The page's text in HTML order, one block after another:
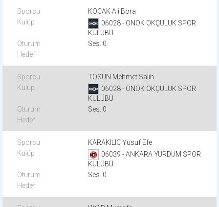
KOÇAK Ali Bora
06028 - ONOK OKÇULUK SPOR
KULÜBÜ
Ses. 0
TOSUN Mehmet Salih
06028 - ONOK OKÇULUK SPOR
KULÜBÜ
Ses. 0
KARAKILIÇ Yusuf Efe
06039 - ANKARA YURDUM SPOR
KULÜBÜ
Ses. 0